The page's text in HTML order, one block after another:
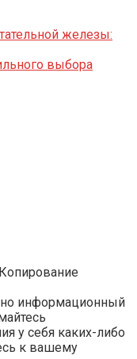
железы:
выбора
информационный
у себя каких-либо
к вашему